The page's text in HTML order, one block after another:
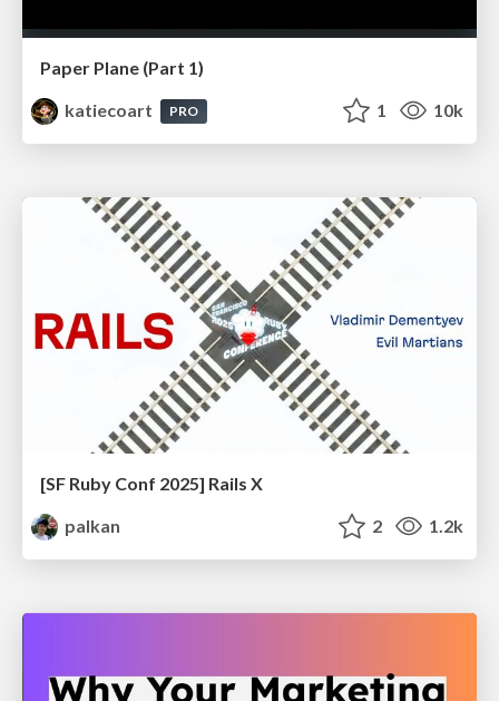
Paper Plane (Part 1)
katiecoart
PRO 1 10k
[SF Ruby Conf 2025] Rails X
palkan
2 1.2k